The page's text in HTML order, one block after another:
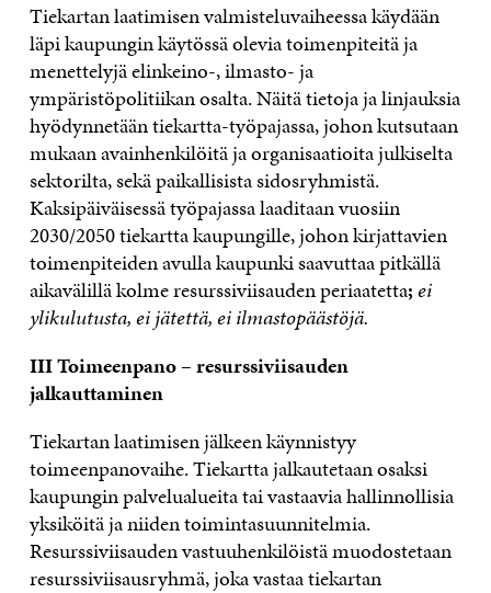
Tiekartan laatimisen valmisteluvaiheessa käydään
läpi kaupungin käytössä olevia toimenpiteitä ja
menettelyjä elinkeino-, ilmasto- ja
ympäristöpolitiikan osalta. Näitä tietoja ja linjauksia
hyödynnetään tiekartta-työpajassa, johon kutsutaan
mukaan avainhenkilöitä ja organisaatioita julkiselta
sektorilta, sekä paikallisista sidosryhmistä.
Kaksipäiväisessä työpajassa laaditaan vuosiin
2030/2050 tiekartta kaupungille, johon kirjattavien
toimenpiteiden avulla kaupunki saavuttaa pitkällä
aikavälillä kolme resurssiviisauden periaatetta;ei
ylikulutusta, ei jätettä, ei ilmastopäästöjä.
III Toimeenpano – resurssiviisauden
jalkauttaminen
Tiekartan laatimisen jälkeen käynnistyy
toimeenpanovaihe. Tiekartta jalkautetaan osaksi
kaupungin palvelualueita tai vastaavia hallinnollisia
yksiköitä ja niiden toimintasuunnitelmia.
Resurssiviisauden vastuuhenkilöistä muodostetaan
resurssiviisausryhmä, joka vastaa tiekartan